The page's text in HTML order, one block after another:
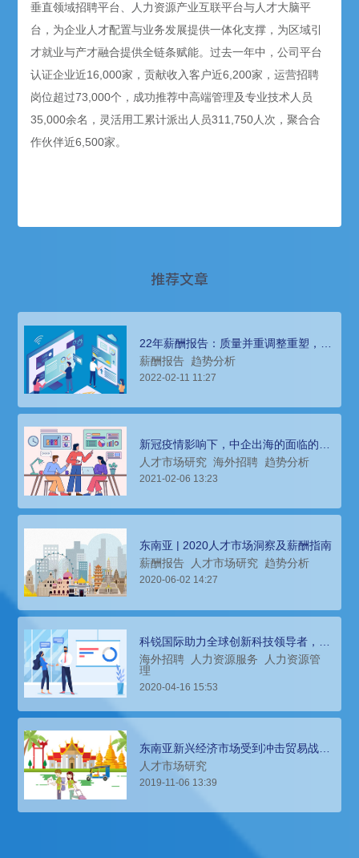
垂直领域招聘平台、人力资源产业互联平台与人才大脑平
台，为企业人才配置与业务发展提供一体化支撑，为区域引
才就业与产才融合提供全链条赋能。过去一年中，公司平台
认证企业近16,000家，贡献收入客户近6,200家，运营招聘
岗位超过73,000个，成功推荐中高端管理及专业技术人员
35,000余名，灵活用工累计派出人员311,750人次，聚合合
作伙伴近6,500家。
推荐文章
22年薪酬报告：质量并重调整重塑，人
才市场需求呈现冰火两重天
薪酬报告 趋势分析
2022-02-11 11:27
新冠疫情影响下，中企出海的面临的人
才需求和薪酬变化
人才市场研究 海外招聘 趋势分析
2021-02-06 13:23
东南亚 | 2020人才市场洞察及薪酬指南
薪酬报告
人才市场研究 趋势分析
2020-06-02 14:27
科锐国际助力全球创新科技领导者，推
动东南亚零售
海外招聘 人力资源服务
人力资源管
理
2020-04-16 15:53
东南亚新兴经济市场受到冲击贸易战冲
击，猎头招聘指南
人才市场研究
2019-11-06 13:39